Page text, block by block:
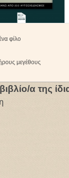
φίλο
μεγέθους
α της